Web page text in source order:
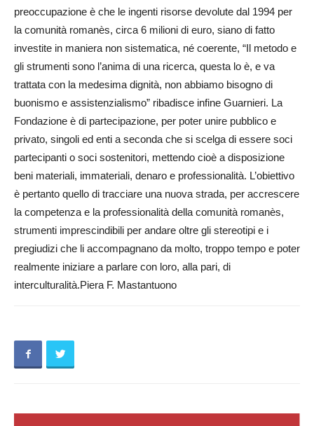
preoccupazione è che le ingenti risorse devolute dal 1994 per
la comunità romanès, circa 6 milioni di euro, siano di fatto
investite in maniera non sistematica, né coerente, “Il metodo e
gli strumenti sono l’anima di una ricerca, questa lo è, e va
trattata con la medesima dignità, non abbiamo bisogno di
buonismo e assistenzialismo” ribadisce infine Guarnieri. La
Fondazione è di partecipazione, per poter unire pubblico e
privato, singoli ed enti a seconda che si scelga di essere soci
partecipanti o soci sostenitori, mettendo cioè a disposizione
beni materiali, immateriali, denaro e professionalità. L’obiettivo
è pertanto quello di tracciare una nuova strada, per accrescere
la competenza e la professionalità della comunità romanès,
strumenti imprescindibili per andare oltre gli stereotipi e i
pregiudizi che li accompagnano da molto, troppo tempo e poter
realmente iniziare a parlare con loro, alla pari, di
interculturalità.Piera F. Mastantuono